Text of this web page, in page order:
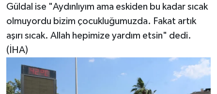
Güldal ise "Aydınlıyım ama eskiden bu kadar sıcak
olmuyordu bizim çocukluğumuzda. Fakat artık
aşırı sıcak. Allah hepimize yardım etsin" dedi.
(İHA)